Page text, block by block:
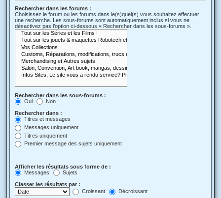
Rechercher dans les forums :
Choisissez le forum ou les forums dans le(s)quel(s) vous souhaitez effectuer
une recherche. Les sous-forums sont automatiquement inclus si vous ne
désactivez pas l’option ci-dessous « Rechercher dans les sous-forums ».
Rechercher dans les sous-forums :
Oui
Non
Rechercher dans :
Titres et messages
Messages uniquement
Titres uniquement
Premier message des sujets uniquement
Afficher les résultats sous forme de :
Messages
Sujets
Classer les résultats par :
Croissant
Décroissant